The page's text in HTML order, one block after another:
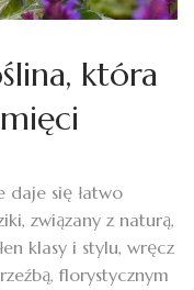
która
daje się łatwo
związany z naturą,
klasy i stylu, wręcz
florystycznym